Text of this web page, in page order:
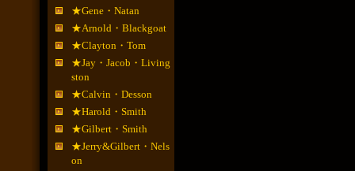
★Gene・Natan
★Arnold・Blackgoat
★Clayton・Tom
★Jay・Jacob・Living
ston
★Calvin・Desson
★Harold・Smith
★Gilbert・Smith
★Jerry&Gilbert・Nels
on